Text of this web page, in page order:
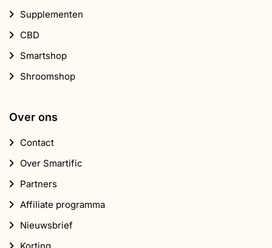
Supplementen
CBD
Smartshop
Shroomshop
Over ons
Contact
Over Smartific
Partners
Affiliate programma
Nieuwsbrief
Korting